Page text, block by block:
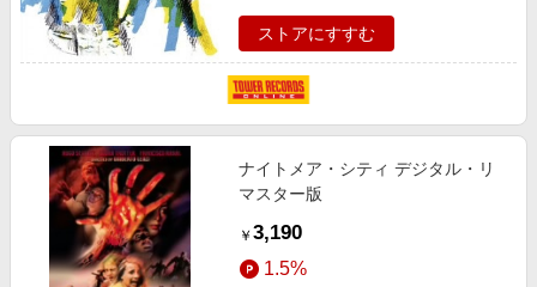
ストアにすすむ
ナイトメア・シティ デジタル・リ
マスター版
￥ 3,190
1.5%